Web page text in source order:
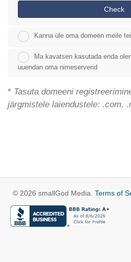
Check
Kanna üle oma domeen meile
Ma kavatsen kasutada enda
uuendan oma nimeserverid
* Tasuta domeeni
järgmistele laiendustele: .com,
© 2026 smallGod Media. Terms of